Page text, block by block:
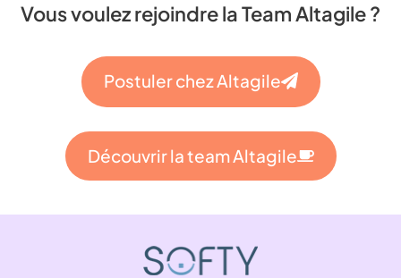
Vous voulez rejoindre la Team Altagile ?
Postuler chez Altagile
Découvrir la team Altagile